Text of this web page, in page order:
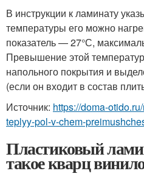
В инструкции к ламинату
температуры его можно
показатель — 27°С,
Превышение этой
напольного покрытия и
(если он входит в состав
Источник: https://doma-
teplyy-pol-v-chem-
Пластиковый
такое кварц